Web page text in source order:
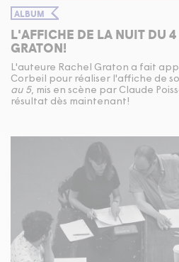
ALBUM
L'AFFICHE DE LA NUIT DU
GRATON!
L'auteure Rachel Graton a fait
Corbeil pour réaliser l'affiche de
au 5, mis en scène par Claude
résultat dès maintenant!